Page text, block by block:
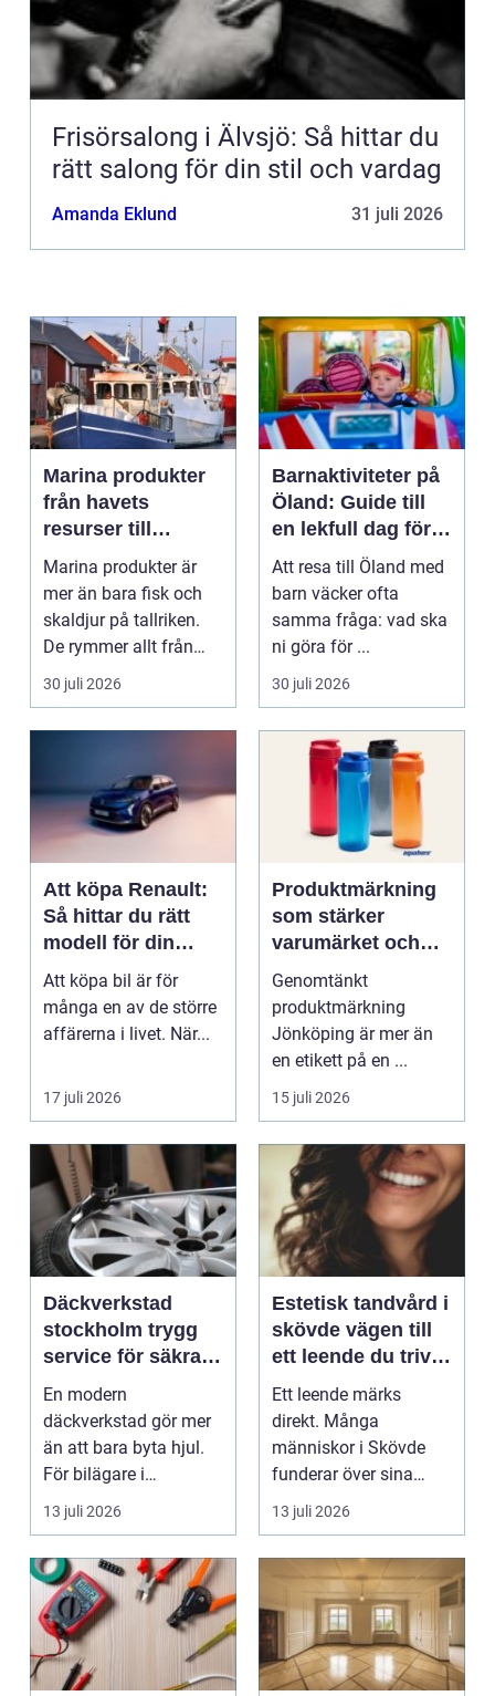
Frisörsalong i Älvsjö: Så hittar du
rätt salong för din stil och vardag
Amanda Eklund 31 juli 2026
Marina produkter
från havets
resurser till
hållbara
upplevelser
Marina produkter är
mer än bara fisk och
skaldjur på tallriken.
De rymmer allt från
mat och hälsa ti...
30 juli 2026
Barnaktiviteter på
Öland: Guide till
en lekfull dag för
hela familjen
Att resa till Öland med
barn väcker ofta
samma fråga: vad ska
ni göra för ...
30 juli 2026
Att köpa Renault:
Så hittar du rätt
modell för din
vardag
Att köpa bil är för
många en av de större
affärerna i livet. När...
17 juli 2026
Produktmärkning
som stärker
varumärket och
förenklar vardagen
Genomtänkt
produktmärkning
Jönköping är mer än
en etikett på en ...
15 juli 2026
Däckverkstad
stockholm trygg
service för säkra
mil året runt
En modern
däckverkstad gör mer
än att bara byta hjul.
För bilägare i
Stockholm handlar
valet av däck...
13 juli 2026
Estetisk tandvård i
skövde vägen till
ett leende du trivs
med
Ett leende märks
direkt. Många
människor i Skövde
funderar över sina
tänder, men skjuter
upp att gör...
13 juli 2026